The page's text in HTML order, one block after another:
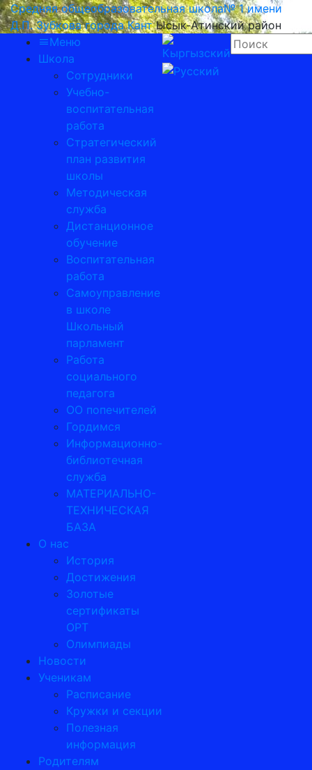
Средняя общеобразовательная школа№ 1 имени
Д.П. Зубкова города Кант Ысык-Атинский район
Меню
Школа
Сотрудники
Учебно-
воспитательная
работа
Стратегический
план развития
школы
Методическая
служба
Дистанционное
обучение
Воспитательная
работа
Самоуправление
в школе
Школьный
парламент
Работа
социального
педагога
ОО попечителей
Гордимся
Информационно-
библиотечная
служба
МАТЕРИАЛЬНО-
ТЕХНИЧЕСКАЯ
БАЗА
О нас
История
Достижения
Золотые
сертификаты
ОРТ
Олимпиады
Новости
Ученикам
Расписание
Кружки и секции
Полезная
информация
Родителям